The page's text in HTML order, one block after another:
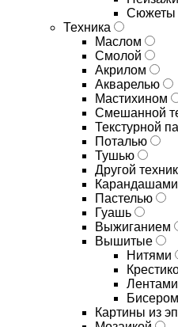
Сюжеты
Техника
Маслом
Смолой
Акрилом
Акварелью
Мастихином
Смешанной
Текстурной
Поталью
Тушью
Другой
Карандашами
Пастелью
Гуашь
Выжиганием
Вышитые
Нитями
Лентами
Бисером
Картины из